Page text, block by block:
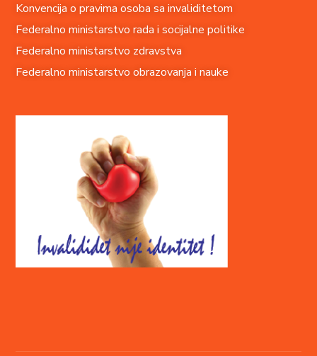
Konvencija o pravima osoba sa invaliditetom
Federalno ministarstvo rada i socijalne politike
Federalno ministarstvo zdravstva
Federalno ministarstvo obrazovanja i nauke